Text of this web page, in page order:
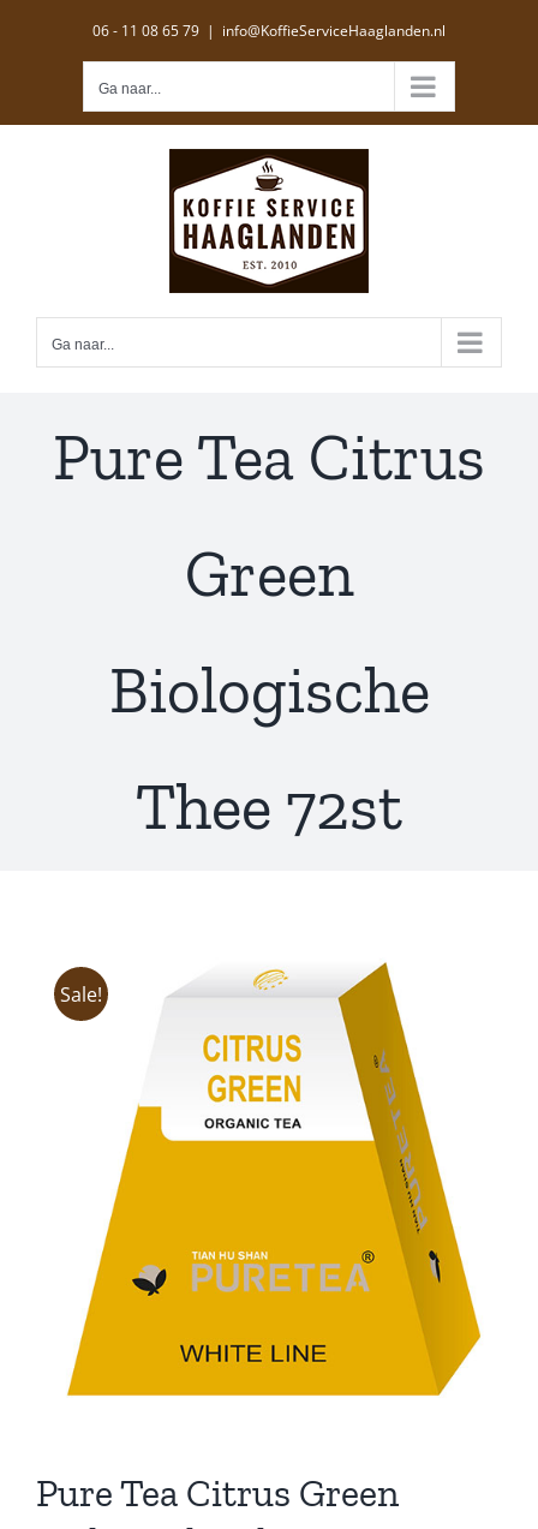
06 - 11 08 65 79 | info@KoffieServiceHaaglanden.nl
Ga naar...
Ga naar...
Pure Tea Citrus
Green
Biologische
Thee 72st
Sale!
Pure Tea Citrus Green